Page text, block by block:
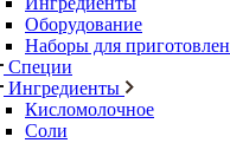
Оборудование
Наборы для
Специи
Ингредиенты
Кисломолочное
Соли